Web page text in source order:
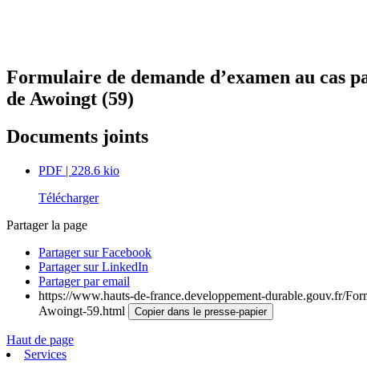
Formulaire de demande d’examen au cas
de Awoingt (59)
Documents joints
PDF | 228.6 kio
Télécharger
Partager la page
Partager sur Facebook
Partager sur LinkedIn
Partager par email
https://www.hauts-de-france.developpement-durable.gouv.fr/
Awoingt-59.html
Copier dans le presse-papier
Haut de page
Services